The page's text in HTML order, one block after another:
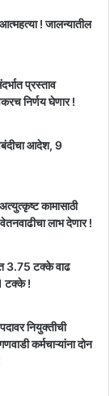
! जालन्यातील
प्रस्ताव
निर्णय घेणार !
आदेश, 9
कामासाठी
वेतनवाढीचा लाभ देणार !
3.75 टक्के वाढ
टक्के !
नियुक्तीची
कर्मचाऱ्यांना दोन